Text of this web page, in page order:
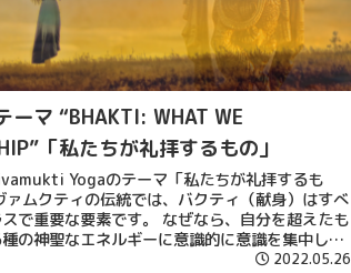
ーマ “BHAKTI: WHAT WE
「私たちが礼拝するもの」
Yogaのテーマ「私たちが礼拝するも
ァムクティの伝統では、バクティ（献身）はすべ
で重要な要素です。 なぜなら、自分を超えたも
の神聖なエネルギーに意識的に意識を集中しな
野心や虚栄心、傲慢、不安といった問題を練習で
2022.05.26